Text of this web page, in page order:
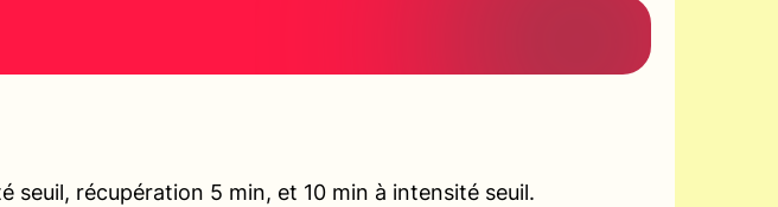
seuil, récupération 5 min, et 10 min à intensité seuil.